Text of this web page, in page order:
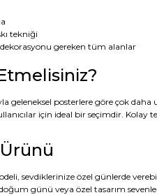
tekniği
gereken tüm alanlar
geleneksel posterlere göre çok
için ideal bir seçimdir. Kolay
sevdiklerinize özel günlerde
doğum günü veya özel tasarım